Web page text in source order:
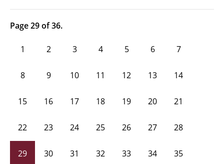
Page 29 of 36.
1 2 3 4 5 6 7
8 9 10 11 12 13 14
15 16 17 18 19 20 21
22 23 24 25 26 27 28
29 30 31 32 33 34 35